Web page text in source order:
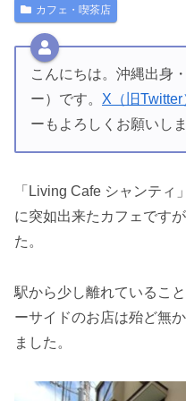
カフェ・喫茶店
こんにちは。沖縄出身
ー）です。 X（旧Twitter
ーもよろしくお願いしま
「Living Cafe シャンティ
に突如出来たカフェです
た。
駅から少し離れているこ
ーサイドのお店は殆ど無
ました。